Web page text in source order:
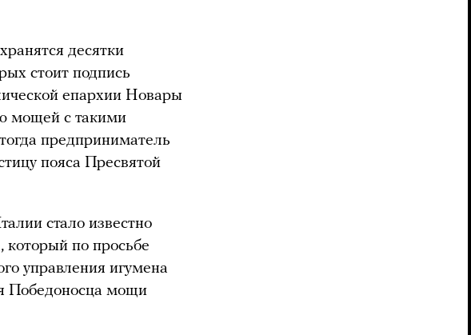
десятки
стоит подпись
епархии Новары
мощей с такими
предприниматель
пояса Пресвятой
стало известно
по просьбе
управления игумена
Победоносца мощи